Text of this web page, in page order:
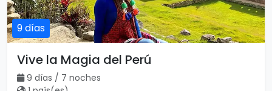
9 días
Vive la Magia del Perú
9 días / 7 noches